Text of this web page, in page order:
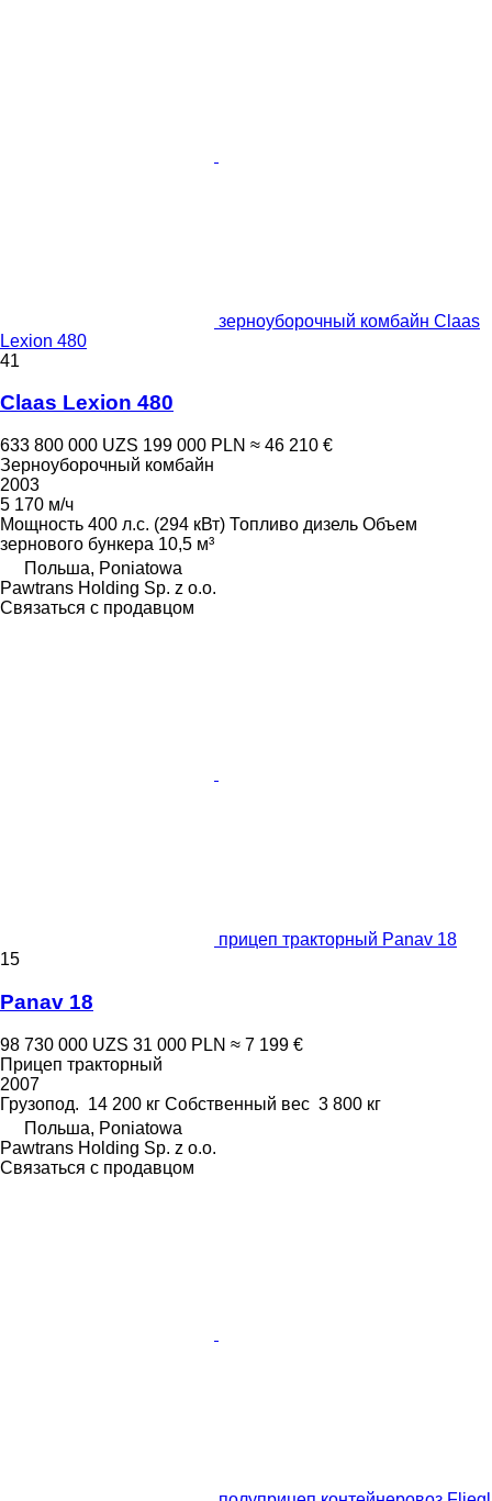
зерноуборочный комбайн Claas
Lexion 480
41
Claas Lexion 480
633 800 000 UZS 199 000 PLN ≈ 46 210 €
Зерноуборочный комбайн
2003
5 170 м/ч
Мощность 400 л.с. (294 кВт) Топливо дизель Объем
зернового бункера 10,5 м³
Польша, Poniatowa
Pawtrans Holding Sp. z o.o.
Связаться с продавцом
прицеп тракторный Panav 18
15
Panav 18
98 730 000 UZS 31 000 PLN ≈ 7 199 €
Прицеп тракторный
2007
Грузопод. 14 200 кг Собственный вес 3 800 кг
Польша, Poniatowa
Pawtrans Holding Sp. z o.o.
Связаться с продавцом